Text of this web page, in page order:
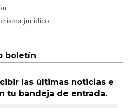
jurídico
boletín
las últimas noticias e
tu bandeja de entrada.